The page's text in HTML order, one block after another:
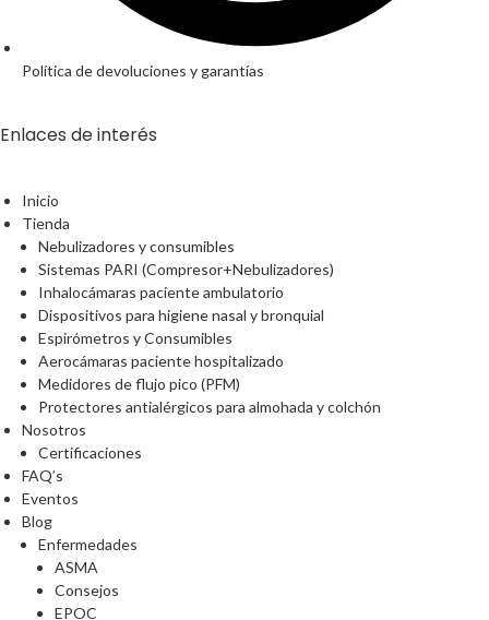
Política de devoluciones y garantías
Enlaces de interés
Inicio
Tienda
Nebulizadores y consumibles
Sistemas PARI (Compresor+Nebulizadores)
Inhalocámaras paciente ambulatorio
Dispositivos para higiene nasal y bronquial
Espirómetros y Consumibles
Aerocámaras paciente hospitalizado
Medidores de flujo pico (PFM)
Protectores antialérgicos para almohada y colchón
Nosotros
Certificaciones
FAQ’s
Eventos
Blog
Enfermedades
ASMA
Consejos
EPOC